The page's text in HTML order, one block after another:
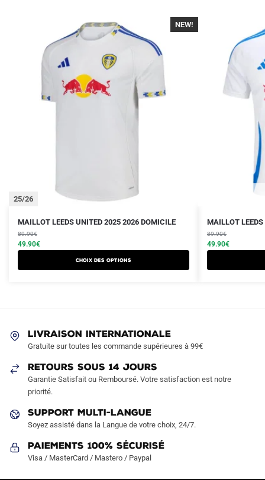
-40%
NEW!
25/26
MAILLOT LEEDS UNITED 2025 2026 DOMICILE
89.90€
Le
prix
initial
était :
49.90€
Le
prix
actuel
est :
Choix des options
Ce
produit
a
être
choisies
sur
page
produit
MAILLOT
89.90€
Le
prix
initial
était :
49.90€
Le
prix
actuel
est :
Ce
produit
a
la
LIVRAISON INTERNATIONALE
Gratuite sur toutes les commande supérieures à 99€
RETOURS SOUS 14 JOURS
Garantie Satisfait ou Remboursé. Votre satisfaction est notre
priorité.
SUPPORT MULTI-LANGUE
Soyez assisté dans la Langue de votre choix, 24/7.
Paiements 100% Sécurisé
Visa / MasterCard / Mastero / Paypal